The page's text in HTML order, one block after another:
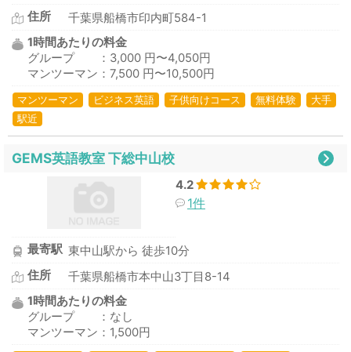
住所
千葉県船橋市印内町584-1
1時間あたりの料金
グループ ：3,000 円〜4,050円
マンツーマン：7,500 円〜10,500円
マンツーマン ビジネス英語 子供向けコース 無料体験
大手
駅近
GEMS英語教室 下総中山校
4.2
1件
最寄駅 東中山駅から 徒歩10分
住所
千葉県船橋市本中山3丁目8-14
1時間あたりの料金
グループ ：なし
マンツーマン：1,500円